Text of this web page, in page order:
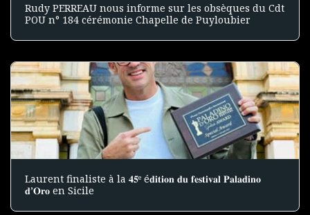
Rudy PERREAU nous informe sur les obsèques du Cdt
POU n° 184 cérémonie Chapelle de Puyloubier
Laurent finaliste à la 𝟒𝟓ᵉ é𝐝𝐢𝐭𝐢𝐨𝐧 𝐝𝐮 𝐟𝐞𝐬𝐭𝐢𝐯𝐚𝐥 𝐏𝐚𝐥𝐚𝐝𝐢𝐧𝐨
𝐝’𝐎𝐫𝐨 en Sicile